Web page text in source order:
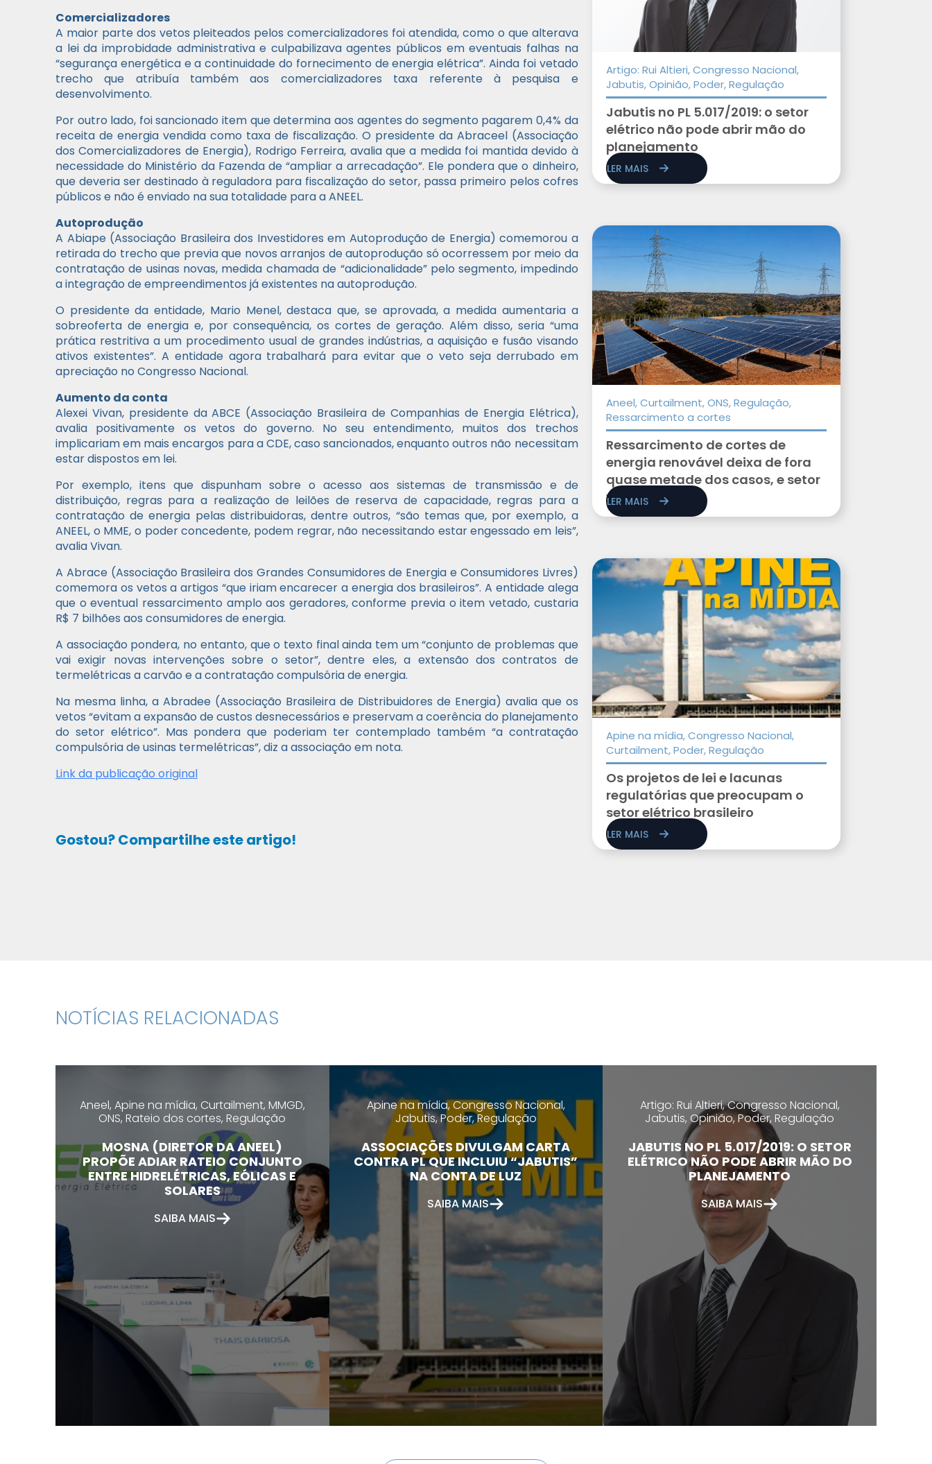
Comercializadores
A maior parte dos vetos pleiteados pelos comercializadores foi atendida, como o que alterava
a lei da improbidade administrativa e culpabilizava agentes públicos em eventuais falhas na
“segurança energética e a continuidade do fornecimento de energia elétrica”. Ainda foi vetado
trecho que atribuía também aos comercializadores taxa referente à pesquisa e
desenvolvimento.
Por outro lado, foi sancionado item que determina aos agentes do segmento pagarem 0,4% da
receita de energia vendida como taxa de fiscalização. O presidente da Abraceel (Associação
dos Comercializadores de Energia), Rodrigo Ferreira, avalia que a medida foi mantida devido à
necessidade do Ministério da Fazenda de “ampliar a arrecadação”. Ele pondera que o dinheiro,
que deveria ser destinado à reguladora para fiscalização do setor, passa primeiro pelos cofres
públicos e não é enviado na sua totalidade para a ANEEL.
Autoprodução
A Abiape (Associação Brasileira dos Investidores em Autoprodução de Energia) comemorou a
retirada do trecho que previa que novos arranjos de autoprodução só ocorressem por meio da
contratação de usinas novas, medida chamada de “adicionalidade” pelo segmento, impedindo
a integração de empreendimentos já existentes na autoprodução.
O presidente da entidade, Mario Menel, destaca que, se aprovada, a medida aumentaria a
sobreoferta de energia e, por consequência, os cortes de geração. Além disso, seria “uma
prática restritiva a um procedimento usual de grandes indústrias, a aquisição e fusão visando
ativos existentes”. A entidade agora trabalhará para evitar que o veto seja derrubado em
apreciação no Congresso Nacional.
Aumento da conta
Alexei Vivan, presidente da ABCE (Associação Brasileira de Companhias de Energia Elétrica),
avalia positivamente os vetos do governo. No seu entendimento, muitos dos trechos
implicariam em mais encargos para a CDE, caso sancionados, enquanto outros não necessitam
estar dispostos em lei.
Por exemplo, itens que dispunham sobre o acesso aos sistemas de transmissão e de
distribuição, regras para a realização de leilões de reserva de capacidade, regras para a
contratação de energia pelas distribuidoras, dentre outros, “são temas que, por exemplo, a
ANEEL, o MME, o poder concedente, podem regrar, não necessitando estar engessado em leis”,
avalia Vivan.
A Abrace (Associação Brasileira dos Grandes Consumidores de Energia e Consumidores Livres)
comemora os vetos a artigos “que iriam encarecer a energia dos brasileiros”. A entidade alega
que o eventual ressarcimento amplo aos geradores, conforme previa o item vetado, custaria
R$ 7 bilhões aos consumidores de energia.
A associação pondera, no entanto, que o texto final ainda tem um “conjunto de problemas que
vai exigir novas intervenções sobre o setor”, dentre eles, a extensão dos contratos de
termelétricas a carvão e a contratação compulsória de energia.
Na mesma linha, a Abradee (Associação Brasileira de Distribuidores de Energia) avalia que os
vetos “evitam a expansão de custos desnecessários e preservam a coerência do planejamento
do setor elétrico”. Mas pondera que poderiam ter contemplado também “a contratação
compulsória de usinas termelétricas”, diz a associação em nota.
Link da publicação original
Gostou? Compartilhe este artigo!
Artigo: Rui Altieri, Congresso Nacional,
Jabutis, Opinião, Poder, Regulação
Jabutis no PL 5.017/2019: o setor
elétrico não pode abrir mão do
planejamento
LER MAIS
Aneel, Curtailment, ONS, Regulação,
Ressarcimento a cortes
Ressarcimento de cortes de
energia renovável deixa de fora
quase metade dos casos, e setor
vê riscos...
LER MAIS
Apine na mídia, Congresso Nacional,
Curtailment, Poder, Regulação
Os projetos de lei e lacunas
regulatórias que preocupam o
setor elétrico brasileiro
LER MAIS
NOTÍCIAS RELACIONADAS
Aneel, Apine na mídia, Curtailment, MMGD,
ONS, Rateio dos cortes, Regulação
MOSNA (DIRETOR DA ANEEL)
PROPÕE ADIAR RATEIO CONJUNTO
ENTRE HIDRELÉTRICAS, EÓLICAS E
SOLARES
SAIBA MAIS
Apine na mídia, Congresso Nacional,
Jabutis, Poder, Regulação
ASSOCIAÇÕES DIVULGAM CARTA
CONTRA PL QUE INCLUIU “JABUTIS”
NA CONTA DE LUZ
SAIBA MAIS
Artigo: Rui Altieri, Congresso Nacional,
Jabutis, Opinião, Poder, Regulação
JABUTIS NO PL 5.017/2019: O SETOR
ELÉTRICO NÃO PODE ABRIR MÃO DO
PLANEJAMENTO
SAIBA MAIS